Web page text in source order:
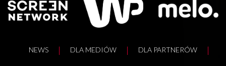
NEWS DLA MEDIÓW DLA PARTNERÓW